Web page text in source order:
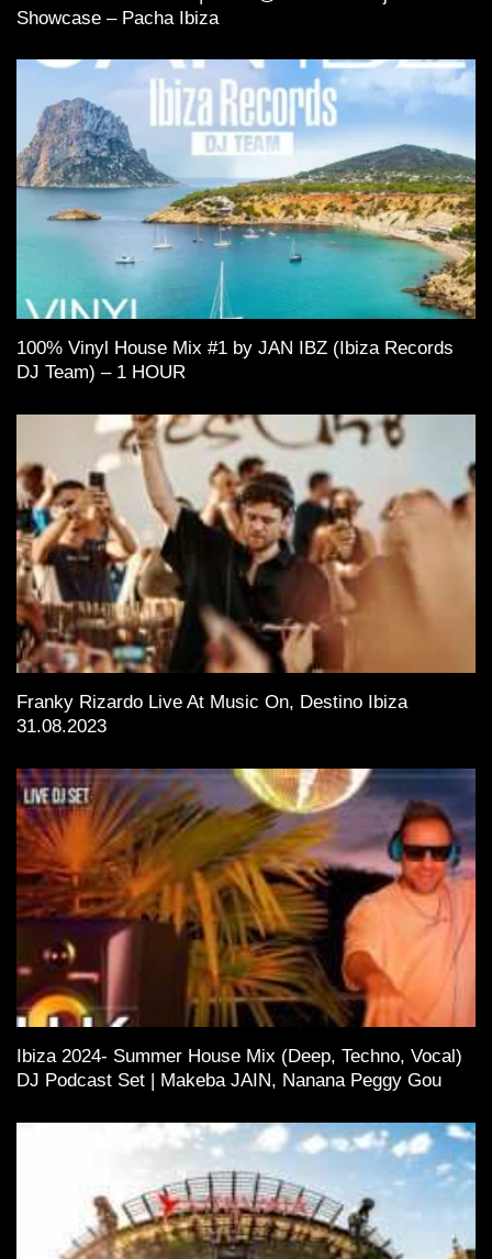
Showcase – Pacha Ibiza
100% Vinyl House Mix #1 by JAN IBZ (Ibiza Records
DJ Team) – 1 HOUR
Franky Rizardo Live At Music On, Destino Ibiza
31.08.2023
Ibiza 2024- Summer House Mix (Deep, Techno, Vocal)
DJ Podcast Set | Makeba JAIN, Nanana Peggy Gou